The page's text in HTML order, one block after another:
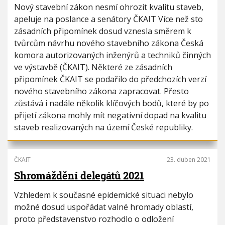
Nový stavební zákon nesmí ohrozit kvalitu staveb,
apeluje na poslance a senátory ČKAIT Více než sto
zásadních připomínek dosud vznesla směrem k
tvůrcům návrhu nového stavebního zákona Česká
komora autorizovaných inženýrů a techniků činných
ve výstavbě (ČKAIT). Některé ze zásadních
připomínek ČKAIT se podařilo do předchozích verzí
nového stavebního zákona zapracovat. Přesto
zůstává i nadále několik klíčových bodů, které by po
přijetí zákona mohly mít negativní dopad na kvalitu
staveb realizovaných na území České republiky.
ČKAIT 23. duben 2021
Shromáždění delegátů 2021
Vzhledem k současné epidemické situaci nebylo
možné dosud uspořádat valné hromady oblastí,
proto představenstvo rozhodlo o odložení